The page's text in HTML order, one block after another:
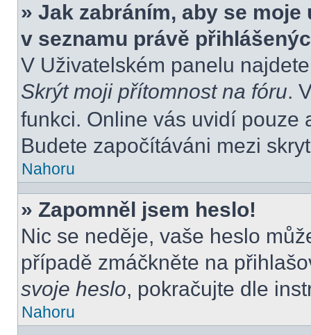
» Jak zabráním, aby se
v seznamu právě
V Uživatelském panelu
Skrýt moji přítomnost na fóru.
funkci. Online vás uvidí pouze
Budete započítáváni mezi
Nahoru
» Zapomněl jsem heslo!
Nic se neděje, vaše heslo
případě zmáčkněte na
svoje heslo, pokračujte dle
Nahoru